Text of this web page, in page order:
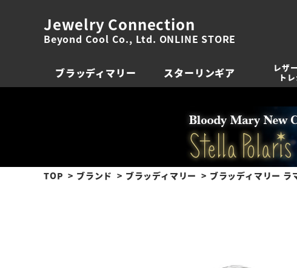
Jewelry Connection
Beyond Cool Co., Ltd. ONLINE STORE
ブラッディマリー スターリンギア
レザ
ト
TOP ブランド ブラッディマリー ブラッディマリー